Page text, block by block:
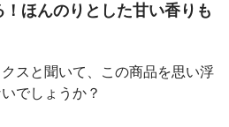
ほんのりとした甘い香りも
スと聞いて、この商品を思い浮
でしょうか？